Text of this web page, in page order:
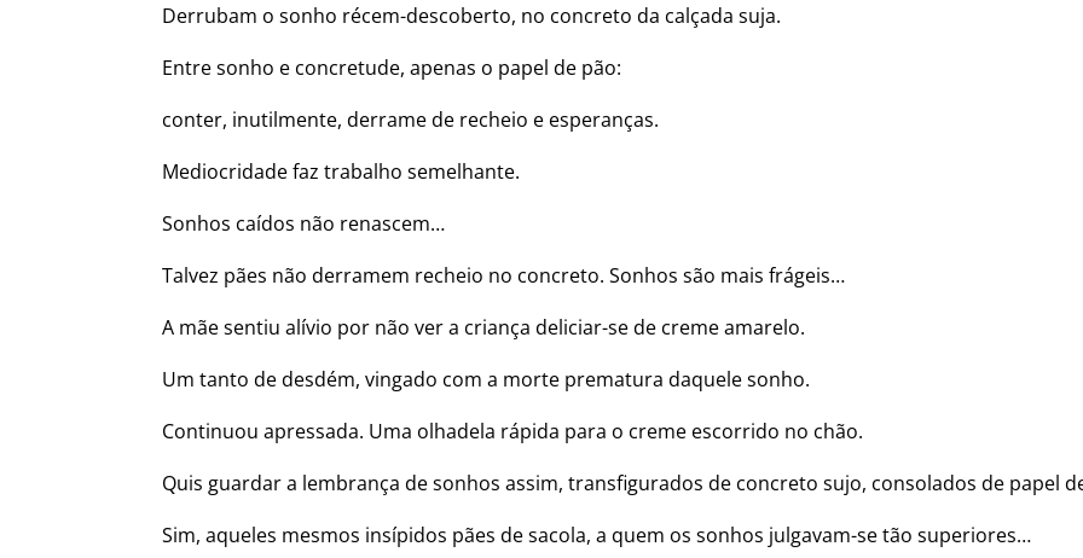
Derrubam o sonho récem-descoberto, no concreto da calçada suja.
Entre sonho e concretude, apenas o papel de pão:
conter, inutilmente, derrame de recheio e esperanças.
Mediocridade faz trabalho semelhante.
Sonhos caídos não renascem…
Talvez pães não derramem recheio no concreto. Sonhos são mais frágeis…
A mãe sentiu alívio por não ver a criança deliciar-se de creme amarelo.
Um tanto de desdém, vingado com a morte prematura daquele sonho.
Continuou apressada. Uma olhadela rápida para o creme escorrido no chão.
Quis guardar a lembrança de sonhos assim, transfigurados de concreto sujo, consolados de papel
Sim, aqueles mesmos insípidos pães de sacola, a quem os sonhos julgavam-se tão superiores…